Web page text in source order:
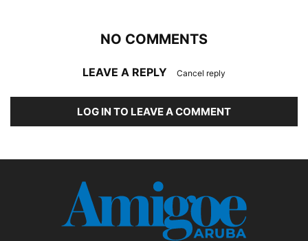
NO COMMENTS
LEAVE A REPLY Cancel reply
LOG IN TO LEAVE A COMMENT